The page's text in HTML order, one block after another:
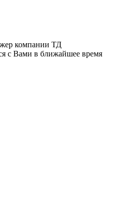
компании ТД
с Вами в ближайшее время